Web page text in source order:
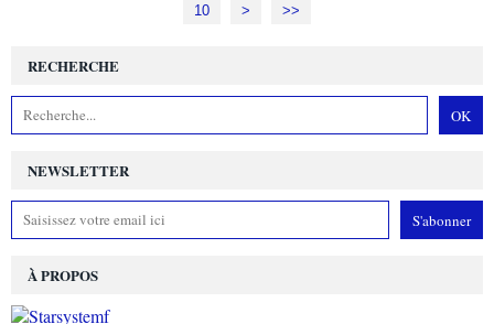
10
20
> >>
NEWSLETTER
RECHERCHE
À PROPOS